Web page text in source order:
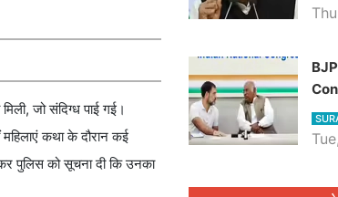
जो संदिग्ध पाई गई।
महिलाएं कथा के दौरान कई
पुलिस को सूचना दी कि उनका
नहीं
कौन